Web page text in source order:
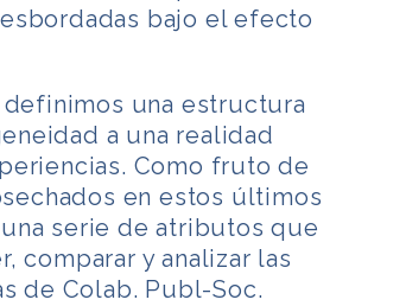
bajo el efecto
definimos una estructura
a una realidad
Como fruto de
en estos últimos
serie de atributos que
comparar y analizar las
de Colab. Publ-Soc.